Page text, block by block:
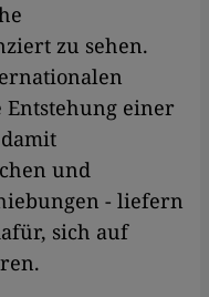
zu sehen.
Entstehung einer
und
- liefern
sich auf